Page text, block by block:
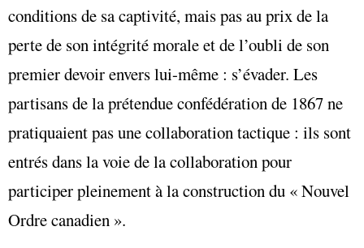
conditions de sa captivité, mais pas au prix de la
perte de son intégrité morale et de l’oubli de son
premier devoir envers lui-même : s’évader. Les
partisans de la prétendue confédération de 1867 ne
pratiquaient pas une collaboration tactique : ils sont
entrés dans la voie de la collaboration pour
participer pleinement à la construction du « Nouvel
Ordre canadien ».